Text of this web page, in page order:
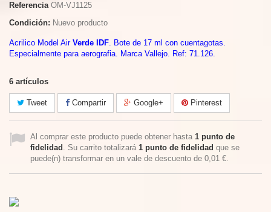
Referencia OM-VJ1125
Condición: Nuevo producto
Acrilico Model AirVerde IDF. Bote de 17 ml con cuentagotas.
Especialmente para aerografia. Marca Vallejo. Ref: 71.126.
6 artículos
Tweet Compartir Google+ Pinterest
Al comprar este producto puede obtener hasta 1 punto de
fidelidad . Su carrito totalizará 1 punto de fidelidad que se
puede(n) transformar en un vale de descuento de 0,01 €.